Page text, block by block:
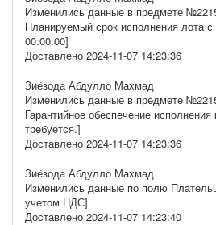
Изменились данные в предмете
Планируемый срок исполнения лота
00:00:00]
Доставлено 2024-11-07 14:23:36
Зиёзода Абдулло Махмад
Изменились данные в предмете
Гарантийное обеспечение
требуется.]
Доставлено 2024-11-07 14:23:36
Зиёзода Абдулло Махмад
Изменились данные по полю
учетом НДС]
Доставлено 2024-11-07 14:23:40